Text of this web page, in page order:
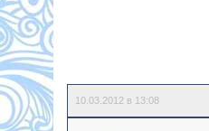
10.03.2012 в 13:08